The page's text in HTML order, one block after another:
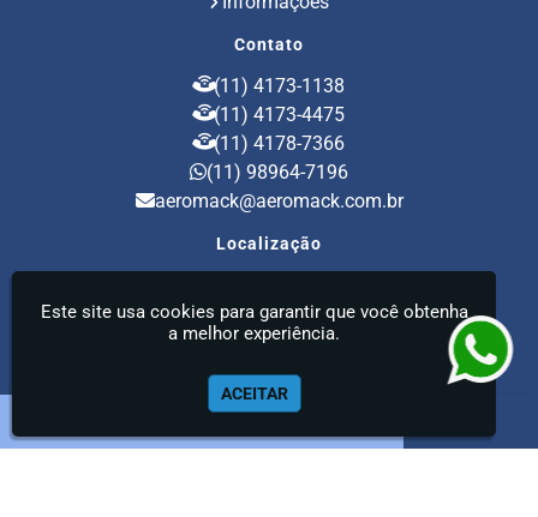
Contato
(11) 4173-1138
(11) 4173-4475
(11) 4178-7366
(11) 98964-7196
aeromack@aeromack.com.br
Localização
São Bernardo do Campo / SP - CEP: 09664-000
Este site usa cookies para garantir que você obtenha
a melhor experiência.
ACEITAR